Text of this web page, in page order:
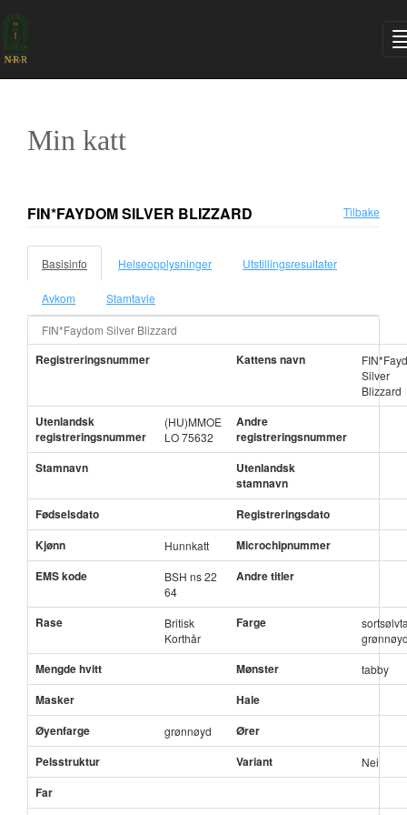
Min katt
FIN*FAYDOM SILVER BLIZZARD Tilbake
Basisinfo Helseopplysninger Utstillingsresultater
Avkom Stamtavle
FIN*Faydom Silver Blizzard
Registreringsnummer Kattens navn
Silver
Blizzard
Utenlandsk
registreringsnummer
(HU)MMOE
LO 75632
Andre
registreringsnummer
Stamnavn
Utenlandsk
stamnavn
Fødselsdato
Registreringsdato
Kjønn
Hunnkatt
Microchipnummer
EMS kode
BSH ns 22
64
Andre titler
Rase
Britisk
Korthår
Farge
Mengde hvitt Mønster tabby
Masker
Hale
Øyenfarge
grønnøyd
Ører
Pelsstruktur
Variant Nei
Far